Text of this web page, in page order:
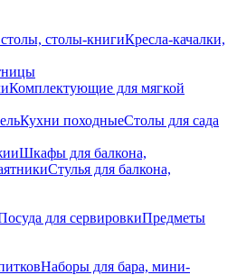
столы-книгиКресла-качалки,
Комплектующие для мягкой
Кухни походныеСтолы для сада
Шкафы для балкона,
Стулья для балкона,
для сервировкиПредметы
Наборы для бара, мини-